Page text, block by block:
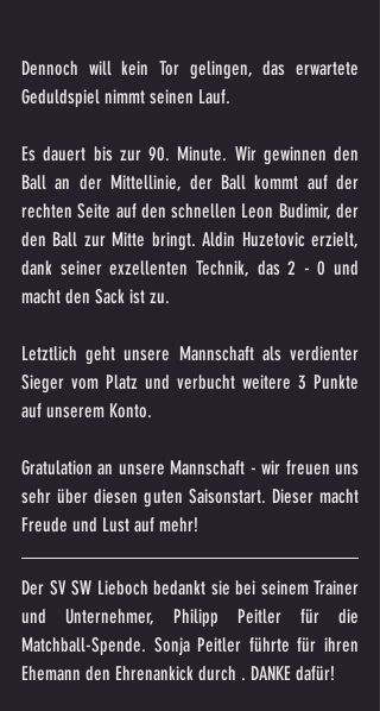
Dennoch will kein Tor gelingen, das erwartete
Geduldspiel nimmt seinen Lauf.
Es dauert bis zur 90. Minute. Wir gewinnen den
Ball an der Mittellinie, der Ball kommt auf der
rechten Seite auf den schnellen Leon Budimir, der
den Ball zur Mitte bringt. Aldin Huzetovic erzielt,
dank seiner exzellenten Technik, das 2 - 0 und
macht den Sack ist zu.
Letztlich geht unsere Mannschaft als verdienter
Sieger vom Platz und verbucht weitere 3 Punkte
auf unserem Konto.
Gratulation an unsere Mannschaft - wir freuen uns
sehr über diesen guten Saisonstart. Dieser macht
Freude und Lust auf mehr!
Der SV SW Lieboch bedankt sie bei seinem Trainer
und Unternehmer, Philipp Peitler für die
Matchball-Spende. Sonja Peitler führte für ihren
Ehemann den Ehrenankick durch . DANKE dafür!